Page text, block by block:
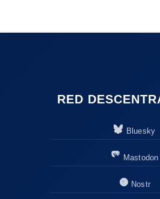
RED
Bluesky
Mastodon
Nostr